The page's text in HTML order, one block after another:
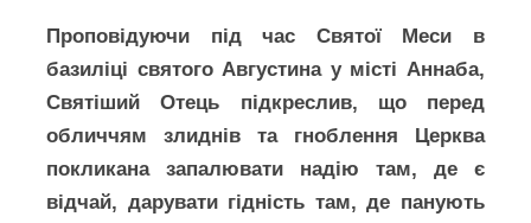
Проповідуючи під час Святої Меси в
базиліці святого Августина у місті Аннаба,
Святіший Отець підкреслив, що перед
обличчям злиднів та гноблення Церква
покликана запалювати надію там, де є
відчай, дарувати гідність там, де панують